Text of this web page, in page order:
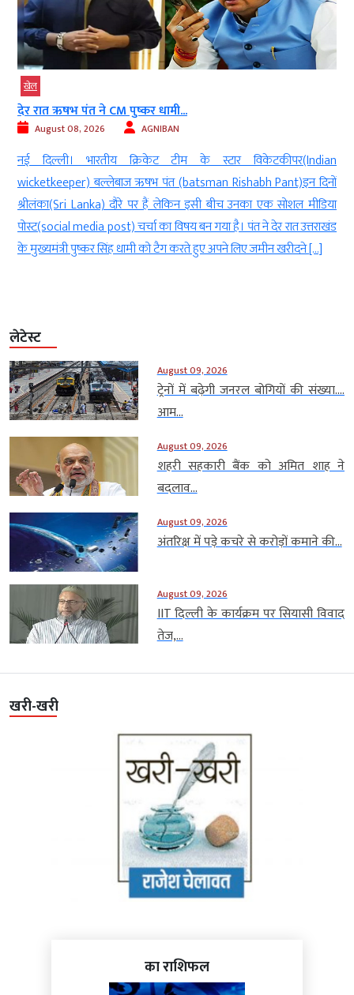
खेल
देर रात ऋषभ पंत ने CM पुष्कर धामी...
August 08, 2026 AGNIBAN
नई दिल्ली। भारतीय क्रिकेट टीम के स्टार विकेटकीपर(Indian
wicketkeeper) बल्लेबाज ऋषभ पंत (batsman Rishabh Pant)इन दिनों
श्रीलंका(Sri Lanka) दौरे पर हैं लेकिन इसी बीच उनका एक सोशल मीडिया
पोस्ट(social media post) चर्चा का विषय बन गया है। पंत ने देर रात उत्तराखंड
के मुख्यमंत्री पुष्कर सिंह धामी को टैग करते हुए अपने लिए जमीन खरीदने […]
लेटेस्ट
August 09, 2026
ट्रेनों में बढ़ेगी जनरल बोगियों की संख्या….
आम...
August 09, 2026
शहरी सहकारी बैंक को अमित शाह ने
बदलाव...
August 09, 2026
अंतरिक्ष में पड़े कचरे से करोड़ों कमाने की...
August 09, 2026
IIT दिल्ली के कार्यक्रम पर सियासी विवाद
तेज,...
खरी-खरी
का राशिफल